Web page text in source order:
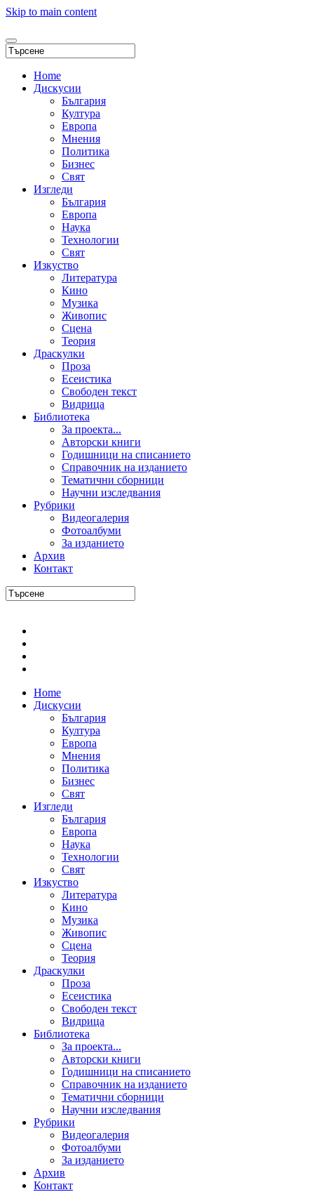
Skip to main content
Home
Дискусии
България
Култура
Европа
Мнения
Политика
Бизнес
Свят
Изгледи
България
Европа
Наука
Технологии
Свят
Изкуство
Литература
Кино
Музика
Живопис
Сцена
Теория
Драскулки
Проза
Есеистика
Свободен текст
Видрица
Библиотека
За проекта...
Авторски книги
Годишници на списанието
Справочник на изданието
Тематични сборници
Научни изследвания
Рубрики
Видеогалерия
Фотоалбуми
За изданието
Архив
Контакт
Home
Дискусии
България
Култура
Европа
Мнения
Политика
Бизнес
Свят
Изгледи
България
Европа
Наука
Технологии
Свят
Изкуство
Литература
Кино
Музика
Живопис
Сцена
Теория
Драскулки
Проза
Есеистика
Свободен текст
Видрица
Библиотека
За проекта...
Авторски книги
Годишници на списанието
Справочник на изданието
Тематични сборници
Научни изследвания
Рубрики
Видеогалерия
Фотоалбуми
За изданието
Архив
Контакт